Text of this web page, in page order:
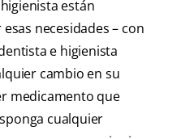
están
necesidades – con
e higienista
cambio en su
medicamento que
cualquier